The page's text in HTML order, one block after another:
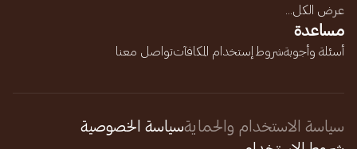
عرض الكل...
مساعدة
أسئلة وأجوبةشروط إستخدام المكافآتتواصل معنا
سياسة الاستخدام والحمايةسياسة الخصوصية